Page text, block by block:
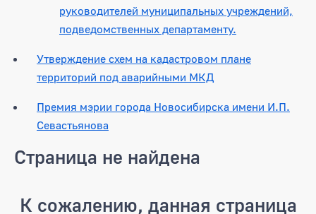
руководителей муниципальных учреждений,
подведомственных департаменту.
Утверждение схем на кадастровом плане
территорий под аварийными МКД
Премия мэрии города Новосибирска имени И.П.
Севастьянова
Страница не найдена
К сожалению, данная страница